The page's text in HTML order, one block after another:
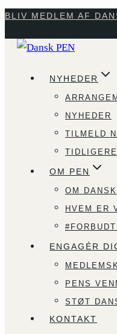
Fortsæt
indhold
BLIV MEDLEM AF
NYHEDER
NYHEDER
TILMELD
OM PEN
OM
HVEM ER
ENGAGÉR
PENS
STØT
KONTAKT